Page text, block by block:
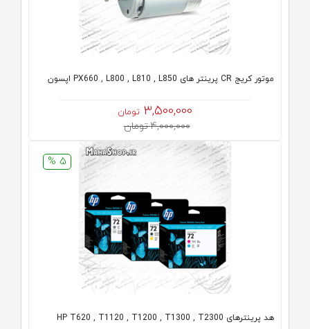
موتور کریج CR پرینتر های PX660 , L800 , L810 , L850 اپسون
3,500,000 تومان
4,000,000 تومان
5 %
هد پرینترهای HP T620 , T1120 , T1200 , T1300 , T2300